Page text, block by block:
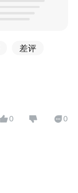
差评
0 0